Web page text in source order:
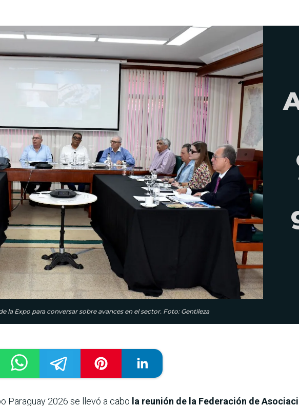
la Expo para conversar sobre avances en el sector. Foto: Gentileza
Paraguay 2026 se llevó a cabo la reunión de la Federación de